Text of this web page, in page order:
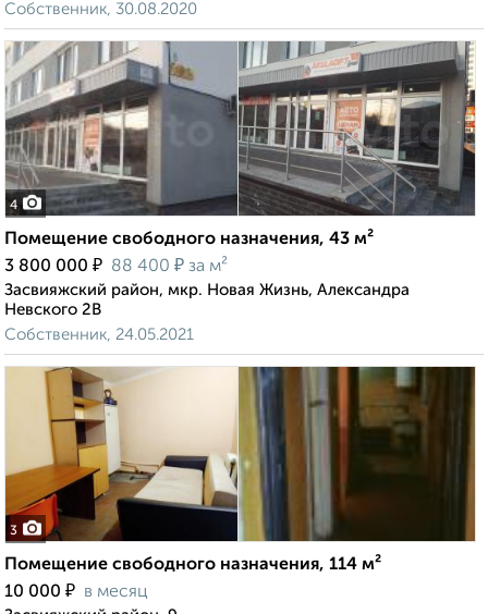
Собственник, 30.08.2020
4
Помещение свободного назначения, 43 м²
3 800 000 ₽ 88 400 ₽ за м²
Засвияжский район, мкр. Новая Жизнь, Александра
Невского 2В
Собственник, 24.05.2021
3
Помещение свободного назначения, 114 м²
10 000 ₽ в месяц